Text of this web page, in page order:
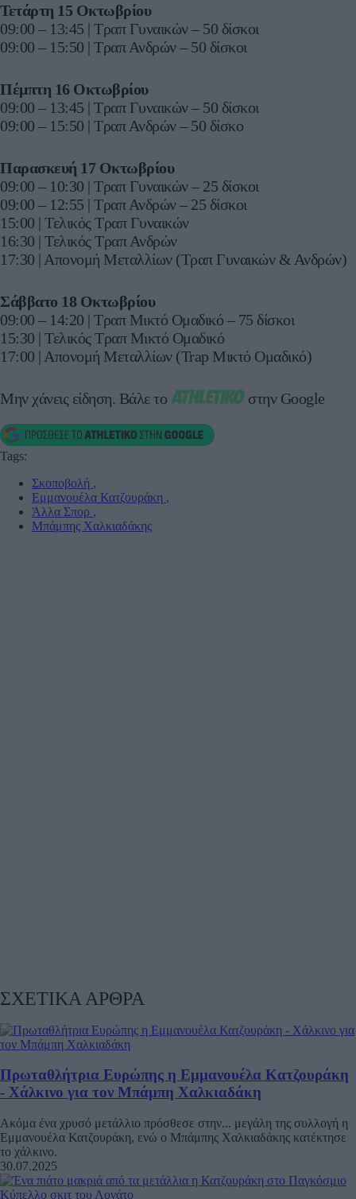
Τετάρτη 15 Οκτωβρίου
09:00 – 13:45 | Τραπ Γυναικών – 50 δίσκοι
09:00 – 15:50 | Τραπ Ανδρών – 50 δίσκοι
Πέμπτη 16 Οκτωβρίου
09:00 – 13:45 | Τραπ Γυναικών – 50 δίσκοι
09:00 – 15:50 | Τραπ Ανδρών – 50 δίσκο
Παρασκευή 17 Οκτωβρίου
09:00 – 10:30 | Τραπ Γυναικών – 25 δίσκοι
09:00 – 12:55 | Τραπ Ανδρών – 25 δίσκοι
15:00 | Τελικός Τραπ Γυναικών
16:30 | Τελικός Τραπ Ανδρών
17:30 | Απονομή Μεταλλίων (Τραπ Γυναικών & Ανδρών)
Σάββατο 18 Οκτωβρίου
09:00 – 14:20 | Τραπ Μικτό Ομαδικό – 75 δίσκοι
15:30 | Τελικός Τραπ Μικτό Ομαδικό
17:00 | Απονομή Μεταλλίων (Trap Μικτό Ομαδικό)
Μην χάνεις είδηση. Βάλε το στην Google
Tags:
Σκοποβολή ,
Εμμανουέλα Κατζουράκη ,
Άλλα Σπορ ,
Μπάμπης Χαλκιαδάκης
ΣΧΕΤΙΚΑ ΑΡΘΡΑ
Πρωταθλήτρια Ευρώπης η Εμμανουέλα Κατζουράκη
- Χάλκινο για τον Μπάμπη Χαλκιαδάκη
Ακόμα ένα χρυσό μετάλλιο πρόσθεσε στην... μεγάλη της συλλογή η
Εμμανουέλα Κατζουράκη, ενώ ο Μπάμπης Χαλκιαδάκης κατέκτησε
το χάλκινο.
30.07.2025